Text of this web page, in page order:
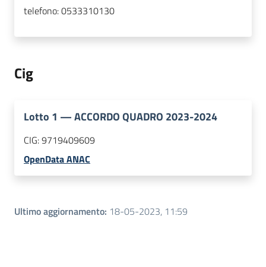
telefono:0533310130
Cig
Lotto 1 —ACCORDO QUADRO 2023-2024
CIG:9719409609
OpenData ANAC
Ultimo aggiornamento: 18-05-2023, 11:59